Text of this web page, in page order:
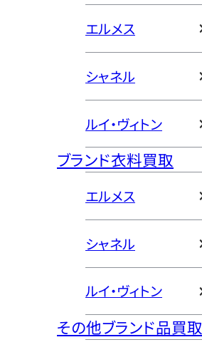
エルメス
シャネル
ルイ・ヴィトン
ブランド衣料買取
エルメス
シャネル
ルイ・ヴィトン
その他ブランド品買取